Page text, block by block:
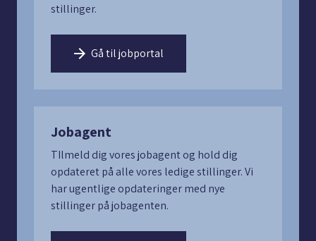
stillinger.
Gå til jobportal
Jobagent
TIlmeld dig vores jobagent og hold dig
opdateret på alle vores ledige stillinger. Vi
har ugentlige opdateringer med nye
stillinger på jobagenten.